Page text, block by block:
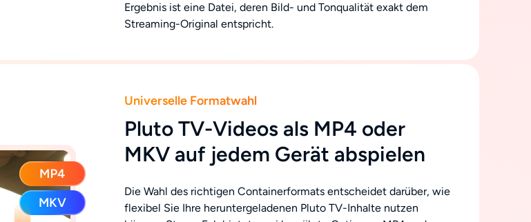
Ergebnis ist eine Datei, deren Bild- und Tonqualität exakt dem
Streaming-Original entspricht.
Universelle Formatwahl
Pluto TV-Videos als MP4 oder
MKV auf jedem Gerät abspielen
Die Wahl des richtigen Containerformats entscheidet darüber, wie
flexibel Sie Ihre heruntergeladenen Pluto TV-Inhalte nutzen